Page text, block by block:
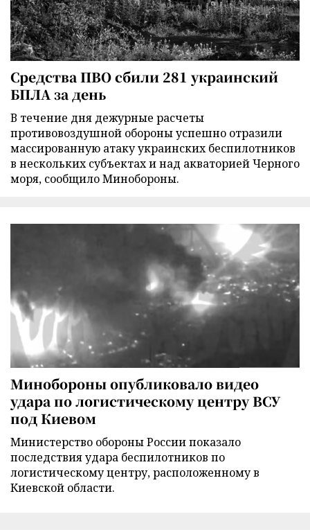
Средства ПВО сбили 281 украинский
БПЛА за день
В течение дня дежурные расчеты
противовоздушной обороны успешно отразили
массированную атаку украинских беспилотников
в нескольких субъектах и над акваторией Черного
моря, сообщило Минобороны.
Минобороны опубликовало видео
удара по логистическому центру ВСУ
под Киевом
Министерство обороны России показало
последствия удара беспилотников по
логистическому центру, расположенному в
Киевской области.